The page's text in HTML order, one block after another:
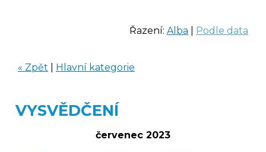
Řazení: Alba Podle data
« Zpět Hlavní kategorie
VYSVĚDČENÍ
červenec 2023